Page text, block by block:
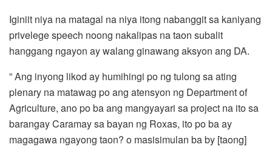
Iginiit niya na matagal na niya itong nabanggit sa kaniyang
privelege speech noong nakalipas na taon subalit
hanggang ngayon ay walang ginawang aksyon ang DA.
” Ang inyong likod ay humihingi po ng tulong sa ating
plenary na matawag po ang atensyon ng Department of
Agriculture, ano po ba ang mangyayari sa project na ito sa
barangay Caramay sa bayan ng Roxas, ito po ba ay
magagawa ngayong taon? o masisimulan ba by [taong]